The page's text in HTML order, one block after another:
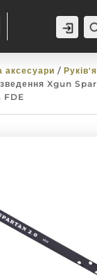
аксесуари / Руків'я
зведення Xgun
FDE